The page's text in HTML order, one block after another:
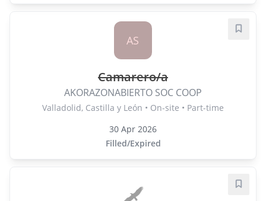
AS
Camarero/a
AKORAZONABIERTO SOC COOP
Valladolid, Castilla y León • On-site • Part-time
30 Apr 2026
Filled/Expired
Save
Save